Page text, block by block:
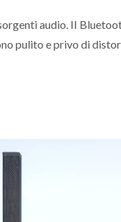
audio. Il
pulito e privo di